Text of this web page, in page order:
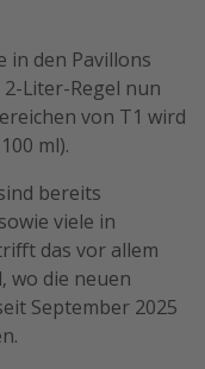
in den Pavillons
Liter-Regel nun
von T1 wird
ml).
bereits
viele in
das vor allem
wo die neuen
September 2025